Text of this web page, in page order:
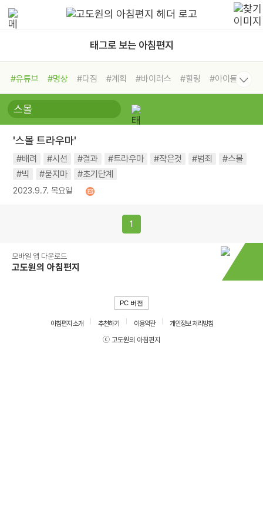
태그로 보는 아침편지
#유튜브 #명상 #다짐 #계획 #바이러스 #힐링
#아이들
#비전캠프
#독서캠프 #삶
#희망
#나눔 #친구 #링컨학교
#독서
#건강 #면역력
'스몰 트라우마'
#배려 #시선 #결과 #트라우마 #작은것 #범죄
#스몰
#빅
#묻지마 #초기단계
2023.9.7. 목요일
1
모바일 앱 다운로드
고도원의 아침편지
PC 버전
아침편지 소개 추천하기 이용약관
개인정보 처리방침
ⓒ 고도원의 아침편지